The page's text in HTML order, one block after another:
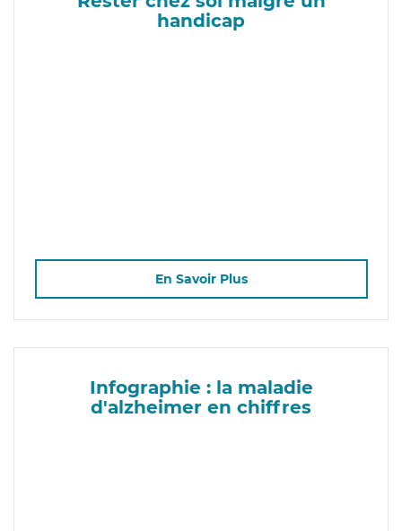
handicap
En Savoir Plus
Infographie : la maladie
d'alzheimer en chiffres